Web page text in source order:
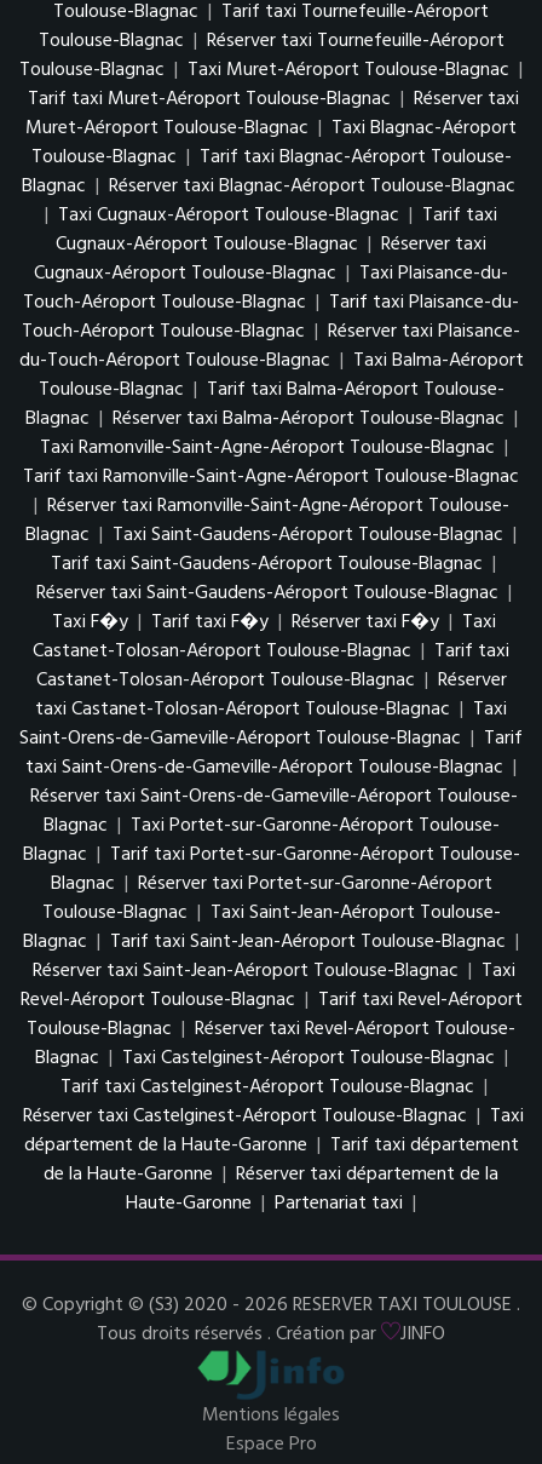
Toulouse-Blagnac | Tarif taxi Tournefeuille-Aéroport
Toulouse-Blagnac | Réserver taxi Tournefeuille-Aéroport
Toulouse-Blagnac | Taxi Muret-Aéroport Toulouse-Blagnac |
Tarif taxi Muret-Aéroport Toulouse-Blagnac | Réserver taxi
Muret-Aéroport Toulouse-Blagnac | Taxi Blagnac-Aéroport
Toulouse-Blagnac | Tarif taxi Blagnac-Aéroport Toulouse-
Blagnac | Réserver taxi Blagnac-Aéroport Toulouse-Blagnac
| Taxi Cugnaux-Aéroport Toulouse-Blagnac | Tarif taxi
Cugnaux-Aéroport Toulouse-Blagnac | Réserver taxi
Cugnaux-Aéroport Toulouse-Blagnac | Taxi Plaisance-du-
Touch-Aéroport Toulouse-Blagnac | Tarif taxi Plaisance-du-
Touch-Aéroport Toulouse-Blagnac | Réserver taxi Plaisance-
du-Touch-Aéroport Toulouse-Blagnac | Taxi Balma-Aéroport
Toulouse-Blagnac | Tarif taxi Balma-Aéroport Toulouse-
Blagnac | Réserver taxi Balma-Aéroport Toulouse-Blagnac |
Taxi Ramonville-Saint-Agne-Aéroport Toulouse-Blagnac |
Tarif taxi Ramonville-Saint-Agne-Aéroport Toulouse-Blagnac
| Réserver taxi Ramonville-Saint-Agne-Aéroport Toulouse-
Blagnac | Taxi Saint-Gaudens-Aéroport Toulouse-Blagnac |
Tarif taxi Saint-Gaudens-Aéroport Toulouse-Blagnac |
Réserver taxi Saint-Gaudens-Aéroport Toulouse-Blagnac |
Taxi F�y | Tarif taxi F�y | Réserver taxi F�y | Taxi
Castanet-Tolosan-Aéroport Toulouse-Blagnac | Tarif taxi
Castanet-Tolosan-Aéroport Toulouse-Blagnac | Réserver
taxi Castanet-Tolosan-Aéroport Toulouse-Blagnac | Taxi
Saint-Orens-de-Gameville-Aéroport Toulouse-Blagnac | Tarif
taxi Saint-Orens-de-Gameville-Aéroport Toulouse-Blagnac |
Réserver taxi Saint-Orens-de-Gameville-Aéroport Toulouse-
Blagnac | Taxi Portet-sur-Garonne-Aéroport Toulouse-
Blagnac | Tarif taxi Portet-sur-Garonne-Aéroport Toulouse-
Blagnac | Réserver taxi Portet-sur-Garonne-Aéroport
Toulouse-Blagnac | Taxi Saint-Jean-Aéroport Toulouse-
Blagnac | Tarif taxi Saint-Jean-Aéroport Toulouse-Blagnac |
Réserver taxi Saint-Jean-Aéroport Toulouse-Blagnac | Taxi
Revel-Aéroport Toulouse-Blagnac | Tarif taxi Revel-Aéroport
Toulouse-Blagnac | Réserver taxi Revel-Aéroport Toulouse-
Blagnac | Taxi Castelginest-Aéroport Toulouse-Blagnac |
Tarif taxi Castelginest-Aéroport Toulouse-Blagnac |
Réserver taxi Castelginest-Aéroport Toulouse-Blagnac | Taxi
département de la Haute-Garonne | Tarif taxi département
de la Haute-Garonne | Réserver taxi département de la
Haute-Garonne | Partenariat taxi |
© Copyright © (S3) 2020 - 2026 RESERVER TAXI TOULOUSE .
Tous droits réservés . Création par
JINFO
Mentions légales
Espace Pro